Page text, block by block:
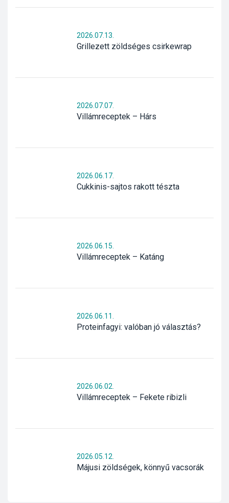
Grillezett zöldséges csirkewrap
2026.07.13.
Villámreceptek – Hárs
2026.07.07.
Cukkinis-sajtos rakott tészta
2026.06.17.
Villámreceptek – Katáng
2026.06.15.
Proteinfagyi: valóban jó választás?
2026.06.11.
Villámreceptek – Fekete ribizli
2026.06.02.
Májusi zöldségek, könnyű vacsorák
2026.05.12.